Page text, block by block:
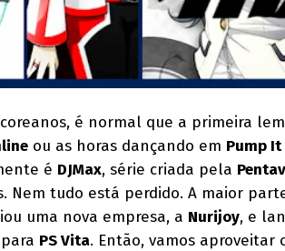
é normal que a primeira
ou as horas dançando em Pump It
é DJMax, série criada pela
Nem tudo está perdido. A maior
uma nova empresa, a Nurijoy, e
PS Vita. Então, vamos